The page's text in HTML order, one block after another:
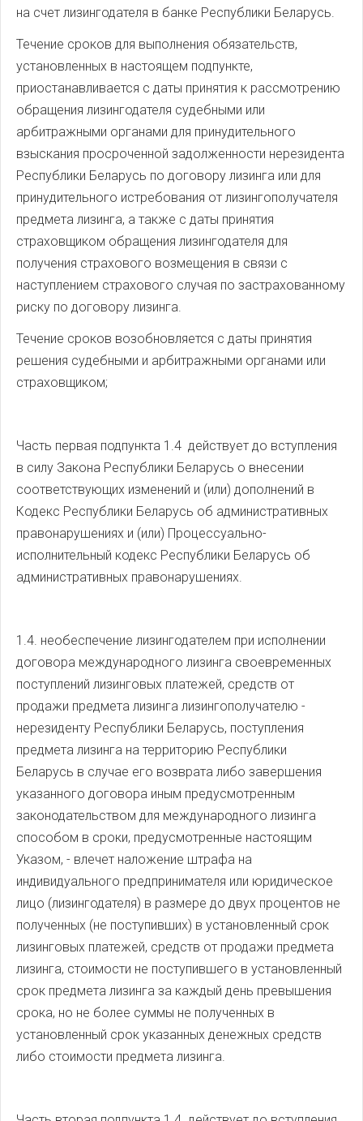
на счет лизингодателя в банке Республики Беларусь.
Течение сроков для выполнения обязательств,
установленных в настоящем подпункте,
приостанавливается с даты принятия к рассмотрению
обращения лизингодателя судебными или
арбитражными органами для принудительного
взыскания просроченной задолженности нерезидента
Республики Беларусь по договору лизинга или для
принудительного истребования от лизингополучателя
предмета лизинга, а также с даты принятия
страховщиком обращения лизингодателя для
получения страхового возмещения в связи с
наступлением страхового случая по застрахованному
риску по договору лизинга.
Течение сроков возобновляется с даты принятия
решения судебными и арбитражными органами или
страховщиком;
Часть первая подпункта 1.4 действует до вступления
в силу Закона Республики Беларусь о внесении
соответствующих изменений и (или) дополнений в
Кодекс Республики Беларусь об административных
правонарушениях и (или) Процессуально-
исполнительный кодекс Республики Беларусь об
административных правонарушениях.
1.4. необеспечение лизингодателем при исполнении
договора международного лизинга своевременных
поступлений лизинговых платежей, средств от
продажи предмета лизинга лизингополучателю -
нерезиденту Республики Беларусь, поступления
предмета лизинга на территорию Республики
Беларусь в случае его возврата либо завершения
указанного договора иным предусмотренным
законодательством для международного лизинга
способом в сроки, предусмотренные настоящим
Указом, - влечет наложение штрафа на
индивидуального предпринимателя или юридическое
лицо (лизингодателя) в размере до двух процентов не
полученных (не поступивших) в установленный срок
лизинговых платежей, средств от продажи предмета
лизинга, стоимости не поступившего в установленный
срок предмета лизинга за каждый день превышения
срока, но не более суммы не полученных в
установленный срок указанных денежных средств
либо стоимости предмета лизинга.